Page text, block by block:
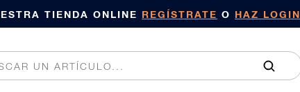
TIENDA ONLINE REGÍSTRATE O HAZ LOGIN